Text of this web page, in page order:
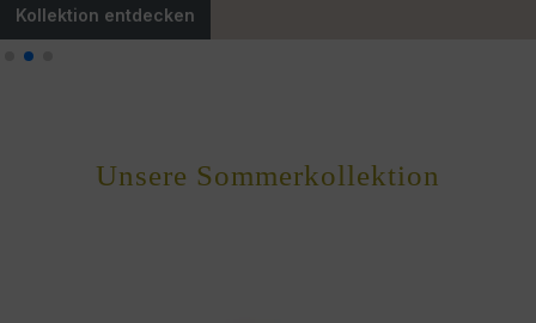
Kollektion entdecken
Unsere Sommerkollektion